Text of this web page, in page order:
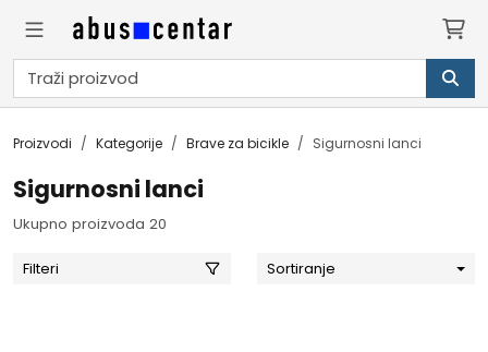
Proizvodi Kategorije Brave za bicikle Sigurnosni lanci
Sigurnosni lanci
Ukupno proizvoda 20
Filteri Sortiranje